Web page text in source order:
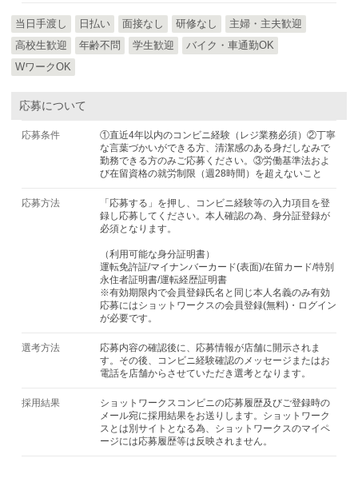
当日手渡し 日払い 面接なし 研修なし
主婦・主夫歓迎
高校生歓迎
年齢不問 学生歓迎
バイク・車通勤OK
WワークOK
応募について
応募条件
①直近4年以内のコンビニ経験（レジ業務必須）②丁寧
な言葉づかいができる方、清潔感のある身だしなみで
勤務できる方のみご応募ください。③労働基準法およ
び在留資格の就労制限（週28時間）を超えないこと
応募方法
「応募する」を押し、コンビニ経験等の入力項目を登
録し応募してください。本人確認の為、身分証登録が
必須となります。
（利用可能な身分証明書）
運転免許証/マイナンバーカード(表面)/在留カード/特別
永住者証明書/運転経歴証明書
※有効期限内で会員登録氏名と同じ本人名義のみ有効
応募にはショットワークスの会員登録(無料)・ログイン
が必要です。
選考方法
応募内容の確認後に、応募情報が店舗に開示されま
す。その後、コンビニ経験確認のメッセージまたはお
電話を店舗からさせていただき選考となります。
採用結果
ショットワークスコンビニの応募履歴及びご登録時の
メール宛に採用結果をお送りします。ショットワーク
スとは別サイトとなる為、ショットワークスのマイペ
ージには応募履歴等は反映されません。